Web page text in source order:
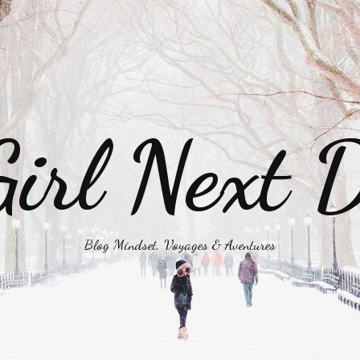
Next
Blog Mindset, Voyages & Aventures